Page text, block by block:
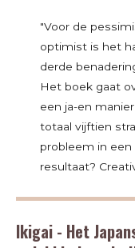
"Voor de
optimist is het
derde
Het boek gaat
een ja-en
totaal vijftien
probleem in
resultaat?
Ikigai - Het